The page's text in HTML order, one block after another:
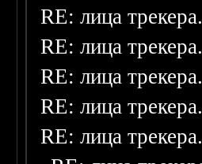
RE: лица трекера.
RE: лица трекера.
RE: лица трекера.
RE: лица трекера.
RE: лица трекера.